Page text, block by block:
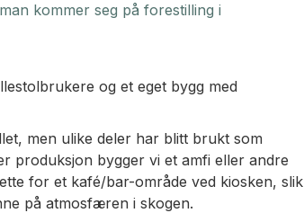
kommer seg på forestilling i
og et eget bygg med
men ulike deler har blitt brukt som
produksjon bygger vi et amfi eller andre
for et kafé/bar-område ved kiosken, slik
på atmosfæren i skogen.